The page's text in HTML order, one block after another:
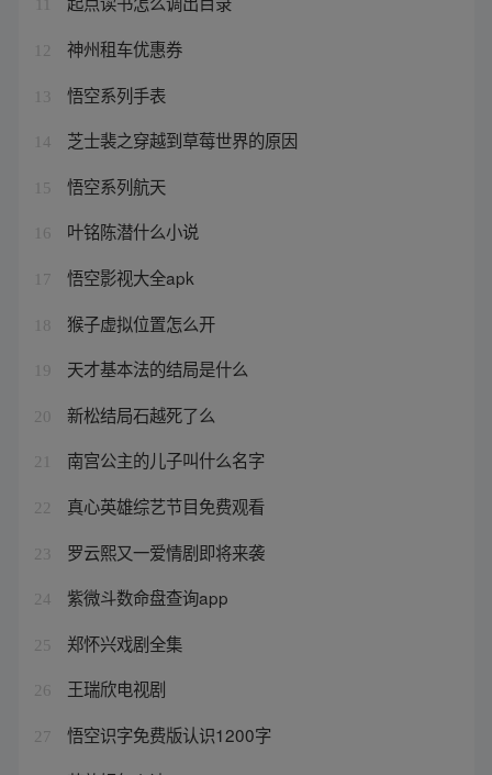
12 神州租车优惠券
13 悟空系列手表
14 芝士裴之穿越到草莓世界的原因
15 悟空系列航天
16 叶铭陈潜什么小说
17 悟空影视大全apk
18 猴子虚拟位置怎么开
19 天才基本法的结局是什么
20 新松结局石越死了么
21 南宫公主的儿子叫什么名字
22 真心英雄综艺节目免费观看
23 罗云熙又一爱情剧即将来袭
24 紫微斗数命盘查询app
25 郑怀兴戏剧全集
26 王瑞欣电视剧
27 悟空识字免费版认识1200字